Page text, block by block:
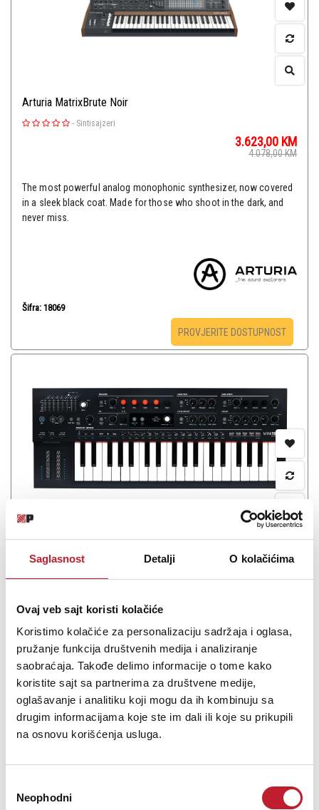
Saglasnost Detalji O kolačićima
Ovaj veb sajt koristi kolačiće
Koristimo kolačiće za personalizaciju sadržaja i oglasa,
pružanje funkcija društvenih medija i analiziranje
saobraćaja. Takođe delimo informacije o tome kako
koristite sajt sa partnerima za društvene medije,
oglašavanje i analitiku koji mogu da ih kombinuju sa
drugim informacijama koje ste im dali ili koje su prikupili
na osnovu korišćenja usluga.
сагласности
Neophodni
Arturia MatrixBrute Noir
- Sintisajzeri
3.623,00 KM
4.078,00KM
The most powerful analog monophonic synthesizer, now covered
in a sleek black coat. Made for those who shoot in the dark, and
never miss.
Šifra: 18069
PROVJERITE DOSTUPNOST
Arturia MiniFreak
-Sintisajzeri
1.075,00KM
Algorithmic synthesizer
Šifra: 18068